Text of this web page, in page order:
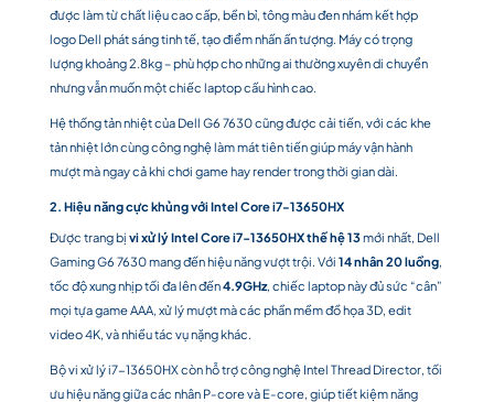
được làm từ chất liệu cao cấp, bền bỉ, tông màu đen nhám kết hợp
logo Dell phát sáng tinh tế, tạo điểm nhấn ấn tượng. Máy có trọng
lượng khoảng 2.8kg – phù hợp cho những ai thường xuyên di chuyển
nhưng vẫn muốn một chiếc laptop cấu hình cao.
Hệ thống tản nhiệt của Dell G6 7630 cũng được cải tiến, với các khe
tản nhiệt lớn cùng công nghệ làm mát tiên tiến giúp máy vận hành
mượt mà ngay cả khi chơi game hay render trong thời gian dài.
2. Hiệu năng cực khủng với Intel Core i7-13650HX
Được trang bị vi xử lý Intel Core i7-13650HX thế hệ 13mới nhất, Dell
Gaming G6 7630 mang đến hiệu năng vượt trội. Với 14 nhân 20 luồng,
tốc độ xung nhịp tối đa lên đến4.9GHz, chiếc laptop này đủ sức “cân”
mọi tựa game AAA, xử lý mượt mà các phần mềm đồ họa 3D, edit
video 4K, và nhiều tác vụ nặng khác.
Bộ vi xử lý i7-13650HX còn hỗ trợ công nghệ Intel Thread Director, tối
ưu hiệu năng giữa các nhân P-core và E-core, giúp tiết kiệm năng